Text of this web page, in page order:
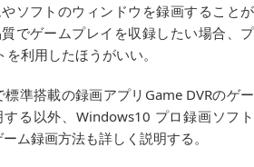
ソフトのウィンドウを録画することが
でゲームプレイを収録したい場合、プ
利用したほうがいい。
準搭載の録画アプリGame DVRのゲー
る以外、Windows10 プロ録画ソフト
ム録画方法も詳しく説明する。